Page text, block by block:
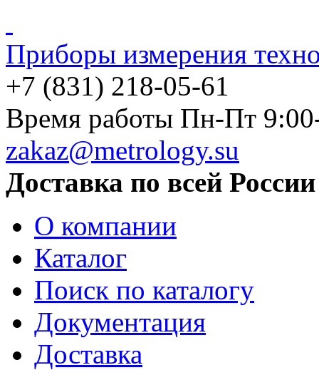
Приборы измерения
+7 (831) 218-05-61
Время работы Пн-Пт
zakaz@metrology.su
Доставка по всей России
О компании
Каталог
Поиск по каталогу
Документация
Доставка